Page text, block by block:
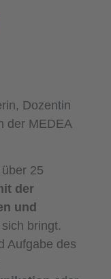
Dozentin
der MEDEA
25
der
und
bringt.
Aufgabe des